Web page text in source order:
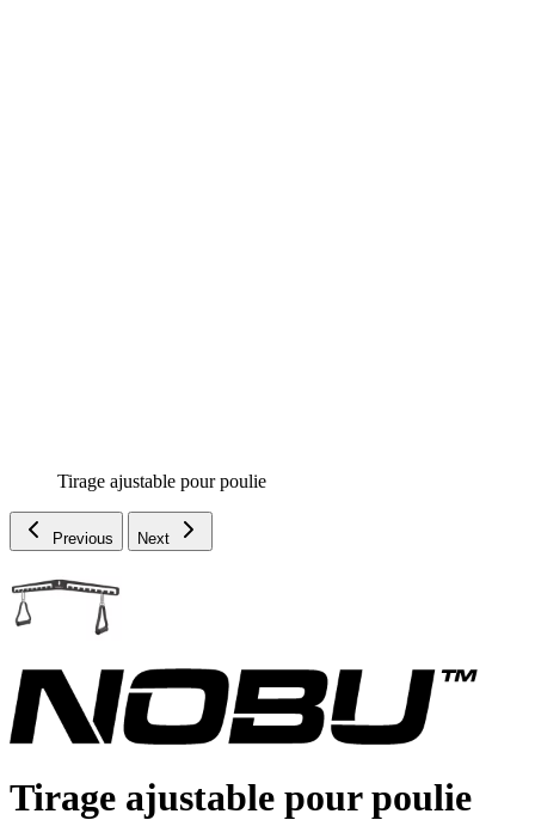
Tirage ajustable pour poulie
Previous Next
Tirage ajustable pour poulie